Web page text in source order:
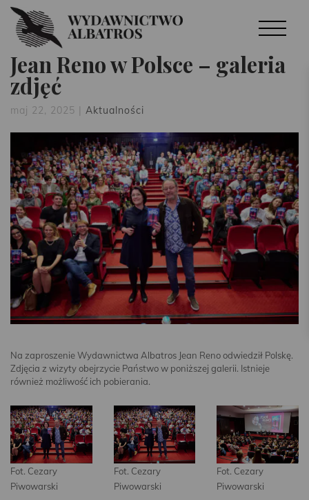
Jean Reno w Polsce – galeria
zdjęć
maj 22, 2025 | Aktualności
Na zaproszenie Wydawnictwa Albatros Jean Reno odwiedził Polskę.
Zdjęcia z wizyty obejrzycie Państwo w poniższej galerii. Istnieje
również możliwość ich pobierania.
Fot. Cezary
Piwowarski
Fot. Cezary
Piwowarski
Fot. Cezary
Piwowarski